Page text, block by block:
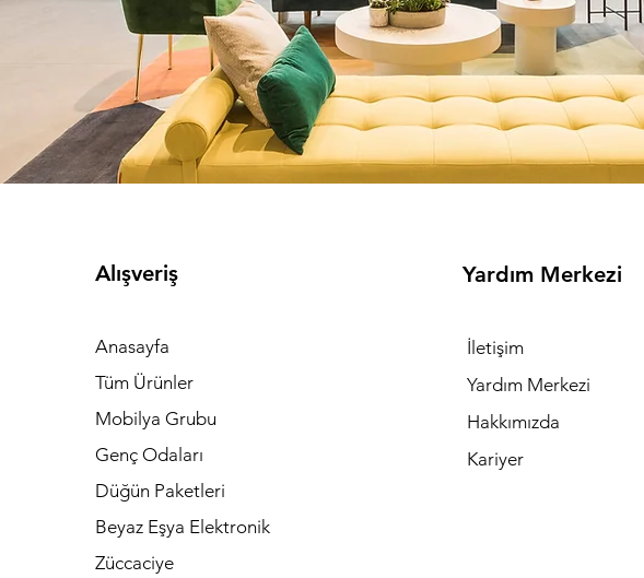
Alışveriş
Anasayfa
Tüm Ürünler
Mobilya Grubu
Genç Odaları
Düğün Paketleri
Beyaz Eşya Elektronik
Züccaciye
Yardım Merkezi
İletişim
Yardım Merkezi
Hakkımızda
Kariyer